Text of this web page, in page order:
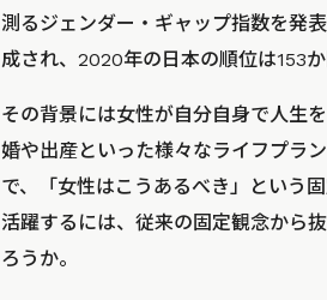
測るジェンダー・ギャップ指数を発
成され、2020年の日本の順位は153
その背景には女性が自分自身で人生
婚や出産といった様々なライフプラ
で、「女性はこうあるべき」という
活躍するには、従来の固定観念から
ろうか。